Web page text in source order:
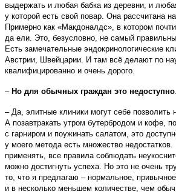
выдержать и любая бабка из деревни, и
у которой есть свой повар. Она рассчитана
Примерно как «Макдоналдс», в котором
да ели. Это, безусловно, не самый
Есть замечательные эндокринологические
Австрии, Швейцарии. И там всё делают по
квалифицированно и очень дорого.
– Но для обычных граждан это
– Да, элитные клиники могут себе позволить
А позавтракать утром бутербродом и кофе,
с гарниром и поужинать салатом, это
у моего метода есть множество
применять, все правила соблюдать
можно достигнуть успеха. Но это не очень
то, что я предлагаю – нормальное,
и в несколько меньшем количестве, чем